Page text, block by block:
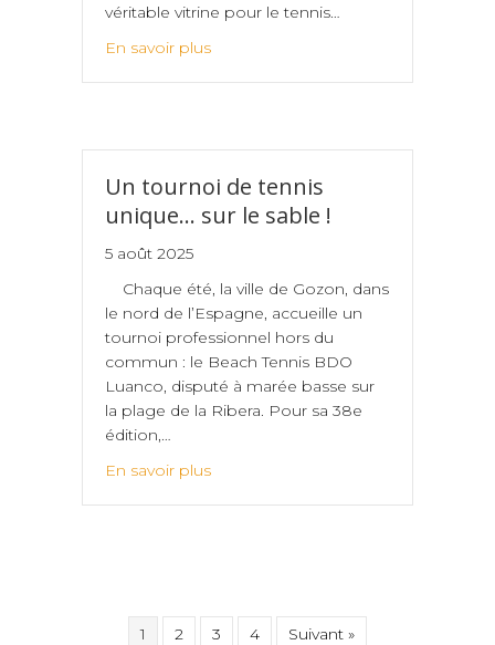
véritable vitrine pour le tennis…
En savoir plus
Un tournoi de tennis
unique… sur le sable !
5 août 2025
Chaque été, la ville de Gozon, dans
le nord de l’Espagne, accueille un
tournoi professionnel hors du
commun : le Beach Tennis BDO
Luanco, disputé à marée basse sur
la plage de la Ribera. Pour sa 38e
édition,…
En savoir plus
1 2 3 4 Suivant »